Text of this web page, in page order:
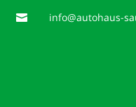
 info@autohaus-